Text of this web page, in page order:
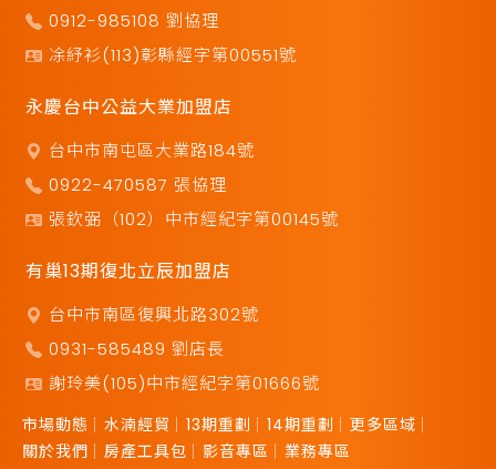
0912-985108 劉協理
凃紓衫(113)彰縣經字第00551號
永慶台中公益大業加盟店
台中市南屯區大業路184號
0922-470587 張協理
張欽弼（102）中市經紀字第00145號
有巢13期復北立辰加盟店
台中市南區復興北路302號
0931-585489 劉店長
謝玲美(105)中市經紀字第01666號
市場動態 水湳經貿 13期重劃 14期重劃
更多區域
關於我們
房產工具包 影音專區 業務專區